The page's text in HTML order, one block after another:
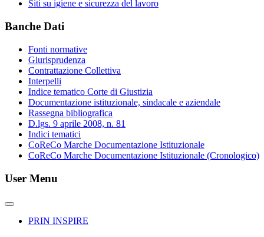
Siti su igiene e sicurezza del lavoro
Banche Dati
Fonti normative
Giurisprudenza
Contrattazione Collettiva
Interpelli
Indice tematico Corte di Giustizia
Documentazione istituzionale, sindacale e aziendale
Rassegna bibliografica
D.lgs. 9 aprile 2008, n. 81
Indici tematici
CoReCo Marche Documentazione Istituzionale
CoReCo Marche Documentazione Istituzionale (Cronologico)
User Menu
PRIN INSPIRE